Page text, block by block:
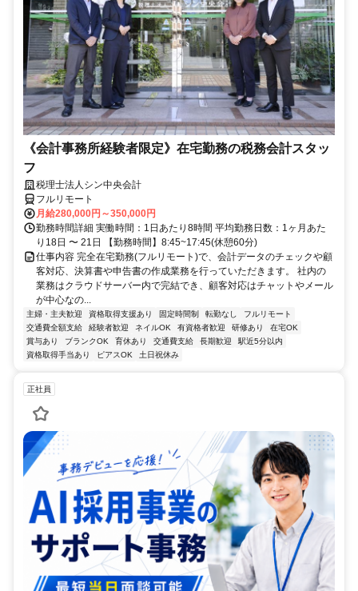
《会計事務所経験者限定》在宅勤務の税務会計スタッ
フ
税理士法人シン中央会計
フルリモート
月給280,000円～350,000円
勤務時間詳細 実働時間：1日あたり8時間 平均勤務日数：1ヶ月あた
り18日 〜 21日 【勤務時間】8:45~17:45(休憩60分)
仕事内容 完全在宅勤務(フルリモート)で、会計データのチェックや顧
客対応、決算書や申告書の作成業務を行っていただきます。 社内の
業務はクラウドサーバー内で完結でき、顧客対応はチャットやメール
が中心なの...
主婦・主夫歓迎 資格取得支援あり 固定時間制 転勤なし
フルリモート
交通費全額支給
経験者歓迎 ネイルOK 有資格者歓迎 研修あり
在宅OK
賞与あり
ブランクOK 育休あり 交通費支給 長期歓迎
駅近5分以内
資格取得手当あり
ピアスOK 土日祝休み
正社員